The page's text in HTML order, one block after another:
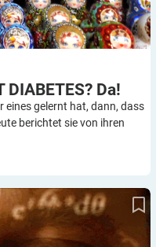
DIABETES? Da!
eines gelernt hat, dann, dass
berichtet sie von ihren
ohne und mit Diabetes